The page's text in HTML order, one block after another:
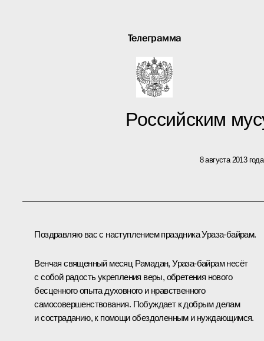
Телеграмма
Российским
8 августа 2013 года
Поздравляю вас с наступлением праздника Ураза-байрам.
Венчая священный месяц Рамадан, Ураза-байрам несёт
с собой радость укрепления веры, обретения нового
бесценного опыта духовного и нравственного
самосовершенствования. Побуждает к добрым делам
и состраданию, к помощи обездоленным и нуждающимся.